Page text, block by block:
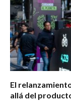
El
allá del